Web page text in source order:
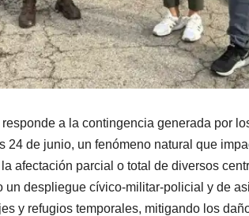
a la contingencia generada por
24 de junio, un fenómeno natural que
afectación parcial o total de diversos
un despliegue cívico-militar-policial y de
y refugios temporales, mitigando los